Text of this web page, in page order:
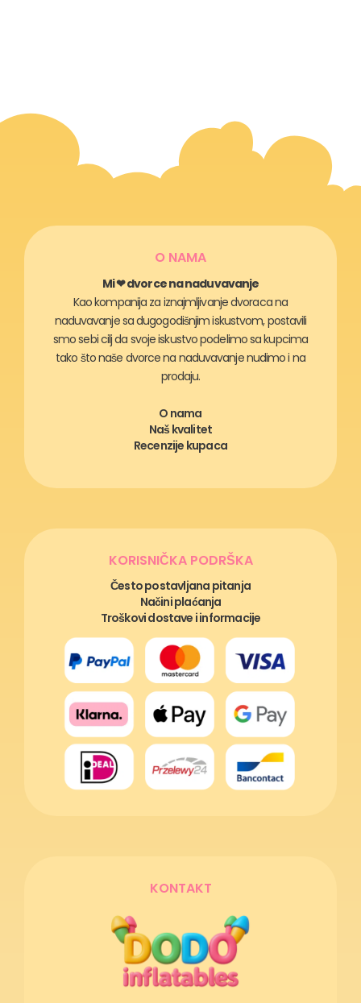
O NAMA
Mi ❤ dvorce na naduvavanje
Kao kompanija za iznajmljivanje dvoraca na
naduvavanje sa dugogodišnjim iskustvom, postavili
smo sebi cilj da svoje iskustvo podelimo sa kupcima
tako što naše dvorce na naduvavanje nudimo i na
prodaju.
O nama
Naš kvalitet
Recenzije kupaca
KORISNIČKA PODRŠKA
Često postavljana pitanja
Načini plaćanja
Troškovi dostave i informacije
KONTAKT